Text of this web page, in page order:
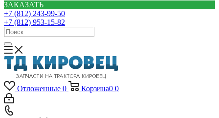
ЗАКАЗАТЬ
+7 (812) 243-99-50
+7 (812) 953-15-82
Отложенные 0 Корзина0 0